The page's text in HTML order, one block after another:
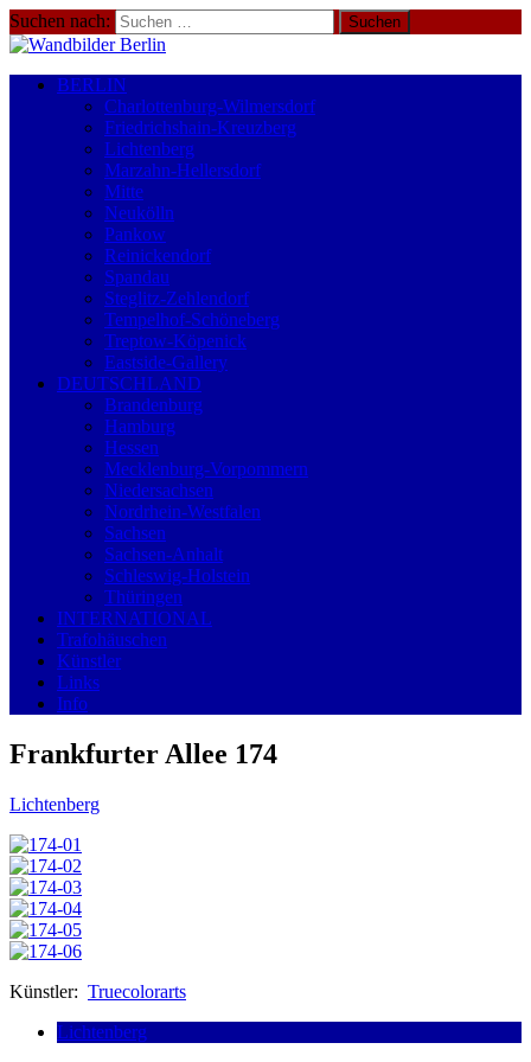
Suchen nach:
BERLIN
Charlottenburg-Wilmersdorf
Friedrichshain-Kreuzberg
Lichtenberg
Marzahn-Hellersdorf
Mitte
Neukölln
Pankow
Reinickendorf
Spandau
Steglitz-Zehlendorf
Tempelhof-Schöneberg
Treptow-Köpenick
Eastside-Gallery
DEUTSCHLAND
Brandenburg
Hamburg
Hessen
Mecklenburg-Vorpommern
Niedersachsen
Nordrhein-Westfalen
Sachsen
Sachsen-Anhalt
Schleswig-Holstein
Thüringen
INTERNATIONAL
Trafohäuschen
Künstler
Links
Info
Frankfurter Allee 174
Lichtenberg
Künstler: Truecolorarts
Lichtenberg